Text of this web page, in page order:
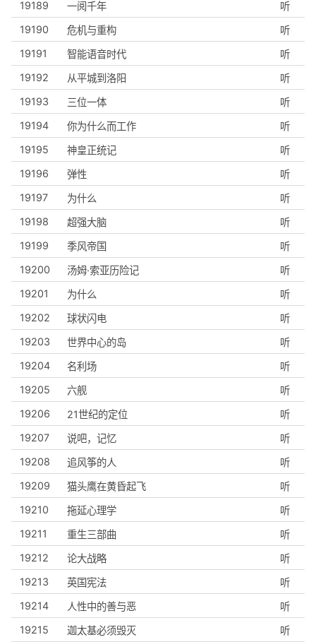
19189 一阅千年
听
19190
危机与重构
听
19191
智能语音时代
听
19192
从平城到洛阳
听
19193
三位一体
听
19194
你为什么而工作
听
19195
神皇正统记
听
19196
弹性
听
19197
为什么
听
19198
超强大脑
听
19199
季风帝国
听
19200
汤姆·索亚历险记
听
19201
为什么
听
19202
球状闪电
听
19203
世界中心的岛
听
19204
名利场
听
19205
六舰
听
19206
21世纪的定位
听
19207
说吧，记忆
听
19208
追风筝的人
听
19209
猫头鹰在黄昏起飞
听
19210
拖延心理学
听
19211
重生三部曲
听
19212
论大战略
听
19213
英国宪法
听
19214
人性中的善与恶
听
19215
迦太基必须毁灭
听